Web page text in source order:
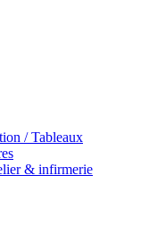
/ Tableaux
& infirmerie